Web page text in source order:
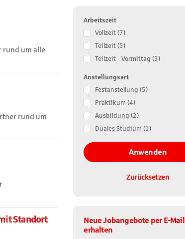
Filtern
Sie
die
Suchergebnisse
Arbeitszeit
Vollzeit (7)
Teilzeit (5)
Teilzeit - Vormittag (3)
Anstellungsart
Festanstellung (5)
Praktikum (4)
Ausbildung (2)
Duales Studium (1)
Anwenden
Zurücksetzen
Neue Jobangebote per E-Mail
erhalten
rund um alle
rund um
Standort